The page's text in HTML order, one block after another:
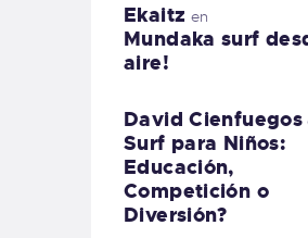
Ekaitz en
Mundaka surf
aire!
David Cienfuegos
Surf para Niños:
Educación,
Competición o
Diversión?